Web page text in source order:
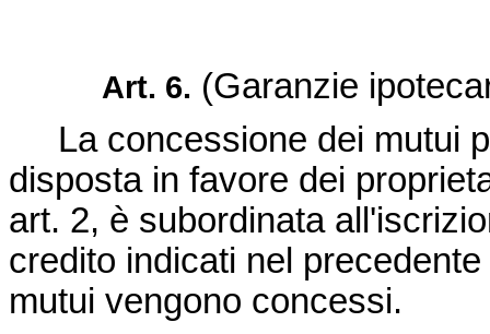
Art. 6. (Garanzie
La concessione dei mutui
disposta in favore dei
art. 2, è subordinata
credito indicati nel
mutui vengono concessi.